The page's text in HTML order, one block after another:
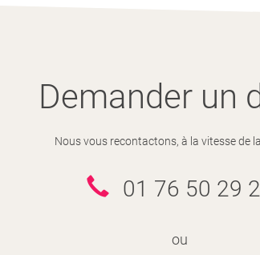
Demander un
Nous vous recontactons, à la vitesse de
01 76 50 29
ou